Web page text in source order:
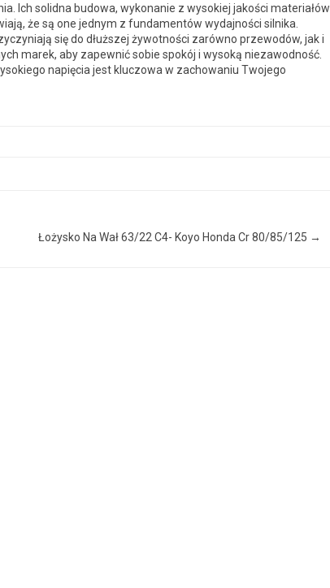
Ich solidna budowa, wykonanie z wysokiej jakości materiałów
że są one jednym z fundamentów wydajności silnika.
się do dłuższej żywotności zarówno przewodów, jak i
marek, aby zapewnić sobie spokój i wysoką niezawodność.
napięcia jest kluczowa w zachowaniu Twojego
Łożysko Na Wał 63/22 C4- Koyo Honda Cr 80/85/125 →